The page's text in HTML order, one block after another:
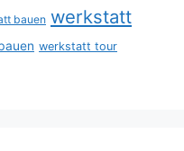
bauen werkstatt
werkstatt tour